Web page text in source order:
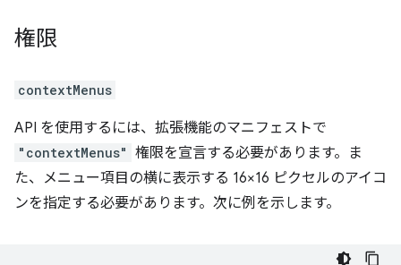
権限
contextMenus
API を使用するには、拡張機能のマニフェストで
"contextMenus" 権限を宣言する必要があります。ま
た、メニュー項目の横に表示する 16×16 ピクセルのアイコ
ンを指定する必要があります。次に例を示します。